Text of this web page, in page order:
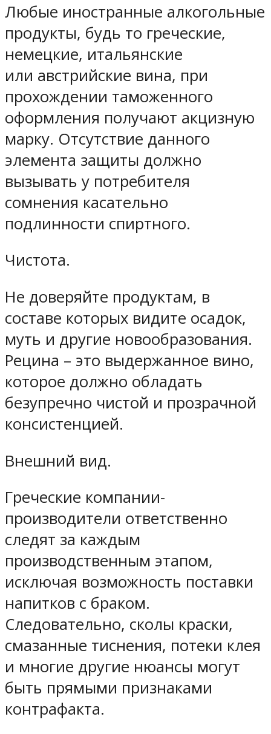
Любые иностранные алкогольные
продукты, будь то греческие,
немецкие, итальянские
или австрийские вина, при
прохождении таможенного
оформления получают акцизную
марку. Отсутствие данного
элемента защиты должно
вызывать у потребителя
сомнения касательно
подлинности спиртного.
Чистота.
Не доверяйте продуктам, в
составе которых видите осадок,
муть и другие новообразования.
Рецина – это выдержанное вино,
которое должно обладать
безупречно чистой и прозрачной
консистенцией.
Внешний вид.
Греческие компании-
производители ответственно
следят за каждым
производственным этапом,
исключая возможность поставки
напитков с браком.
Следовательно, сколы краски,
смазанные тиснения, потеки клея
и многие другие нюансы могут
быть прямыми признаками
контрафакта.